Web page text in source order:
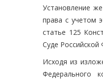
Установление
права с учетом
статье 125
Суде Российской
Исходя из
Федерального